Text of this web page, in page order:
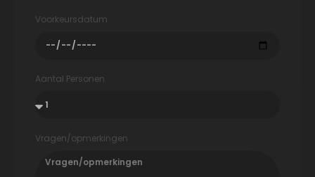
Voorkeursdatum
Aantal Personen
Vragen/opmerkingen